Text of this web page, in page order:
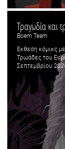
Τραγωδία και
Boem Team
Εκθεση κόμικς
Τρωάδες του
Σεπτεμβρίου